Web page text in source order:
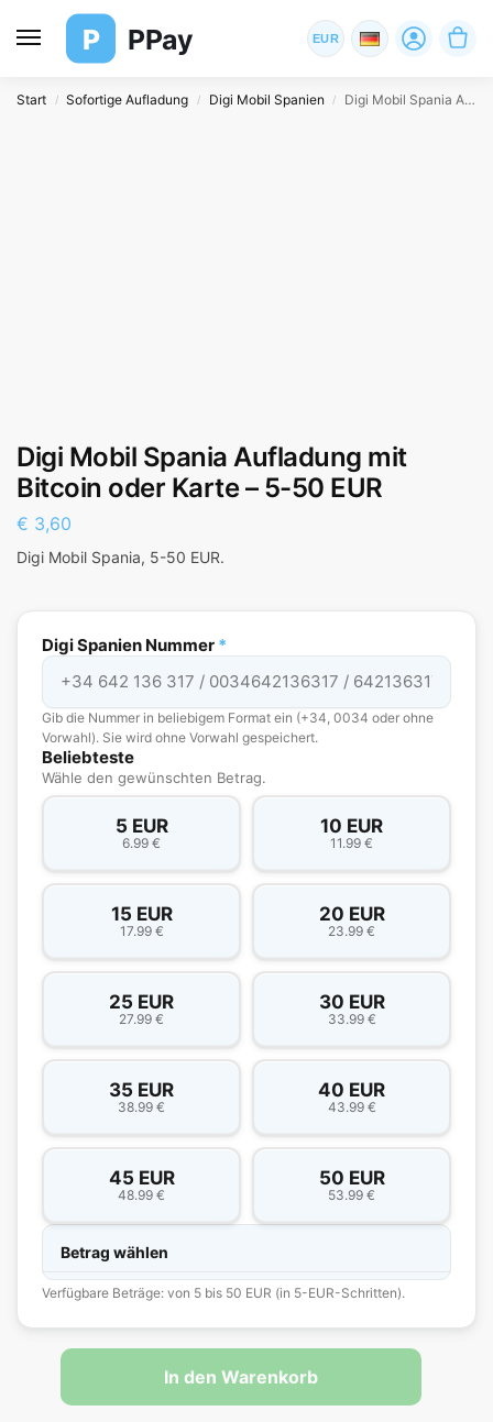
P PPay EUR
Start / Sofortige Aufladung / Digi Mobil Spanien / Digi Mobil Spania Aufladung mit Bitcoin oder Karte – 5-50 EUR
Digi Mobil Spania Aufladung mit
Bitcoin oder Karte – 5-50 EUR
€ 3,60
Digi Mobil Spania, 5-50 EUR.
Digi Spanien Nummer *
Gib die Nummer in beliebigem Format ein (+34, 0034 oder ohne
Vorwahl). Sie wird ohne Vorwahl gespeichert.
Beliebteste
Wähle den gewünschten Betrag.
5 EUR
6.99 €
10 EUR
11.99 €
15 EUR
17.99 €
20 EUR
23.99 €
25 EUR
27.99 €
30 EUR
33.99 €
35 EUR
38.99 €
40 EUR
43.99 €
45 EUR
48.99 €
50 EUR
53.99 €
Betrag wählen
Verfügbare Beträge: von 5 bis 50 EUR (in 5-EUR-Schritten).
In den Warenkorb